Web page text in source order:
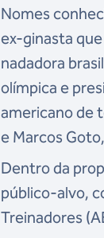
Nomes
ex-ginasta
nadadora
olímpica e
americano de
e Marcos
Dentro da
público-alvo,
Treinadores